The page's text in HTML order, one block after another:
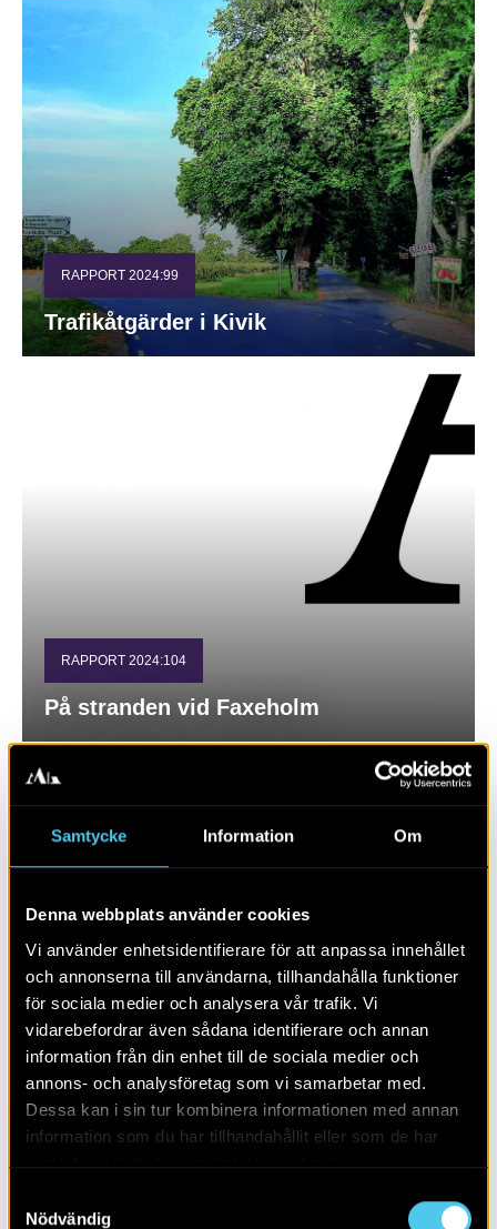
Samtycke Information Om
Denna webbplats använder cookies
Vi använder enhetsidentifierare för att anpassa innehållet
och annonserna till användarna, tillhandahålla funktioner
för sociala medier och analysera vår trafik. Vi
vidarebefordrar även sådana identifierare och annan
information från din enhet till de sociala medier och
annons- och analysföretag som vi samarbetar med.
Dessa kan i sin tur kombinera informationen med annan
information som du har tillhandahållit eller som de har
Nödvändig
RAPPORT 2024:99
Trafikåtgärder i Kivik
RAPPORT 2024:104
På stranden vid Faxeholm
RAPPORT 2024:29
Ett par kokgropar och gropar